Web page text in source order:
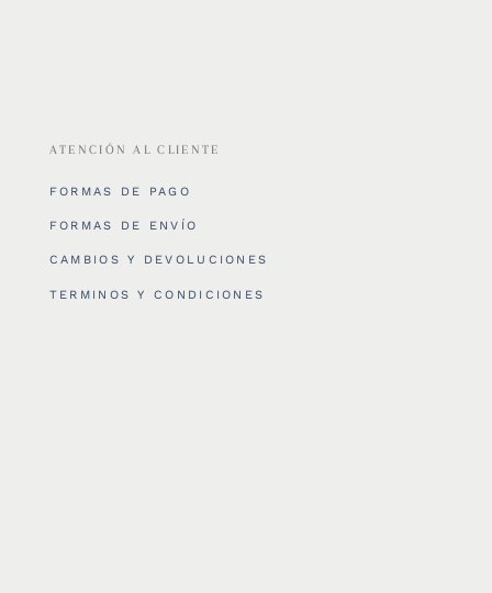
ATENCIÓN AL CLIENTE
FORMAS DE PAGO
FORMAS DE ENVÍO
CAMBIOS Y DEVOLUCIONES
TERMINOS Y CONDICIONES